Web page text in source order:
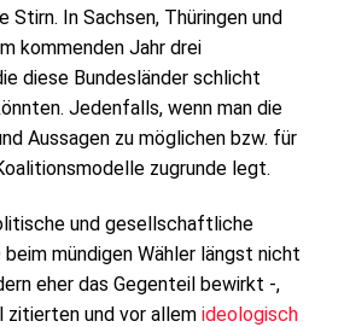
Stirn. In Sachsen, Thüringen und
kommenden Jahr drei
diese Bundesländer schlicht
Jedenfalls, wenn man die
Aussagen zu möglichen bzw. für
zugrunde legt.
und gesellschaftliche
mündigen Wähler längst nicht
eher das Gegenteil bewirkt -,
zitierten und vor allem ideologisch